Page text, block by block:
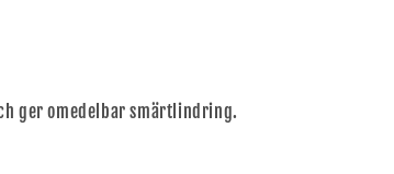
ger omedelbar smärtlindring.